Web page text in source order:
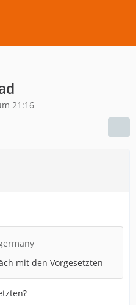
21:16
mit den Vorgesetzten